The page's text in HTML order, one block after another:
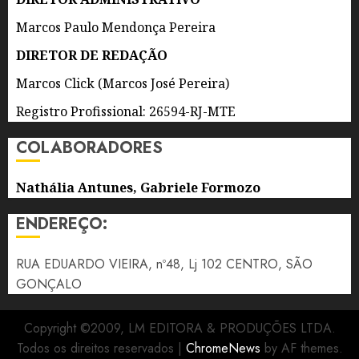
Marcos Paulo Mendonça Pereira
DIRETOR DE REDAÇÃO
Marcos Click (Marcos José Pereira)
Registro Profissional: 26594-RJ-MTE
COLABORADORES
Nathália Antunes, Gabriele Formozo
ENDEREÇO:
RUA EDUARDO VIEIRA, nº48, Lj 102 CENTRO, SÃO
GONÇALO
Copyright ©2009, LM EDITORA & PRODUÇÕES LTDA.
Todos os direitos reservados | ChromeNews by AF themes.